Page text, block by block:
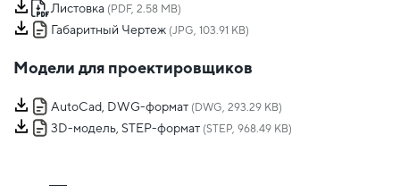
Листовка (PDF, 2.58 MB)
Габаритный Чертеж (JPG, 103.91 KB)
Модели для проектировщиков
AutoCad, DWG-формат (DWG, 293.29 KB)
3D-модель, STEP-формат (STEP, 968.49 KB)